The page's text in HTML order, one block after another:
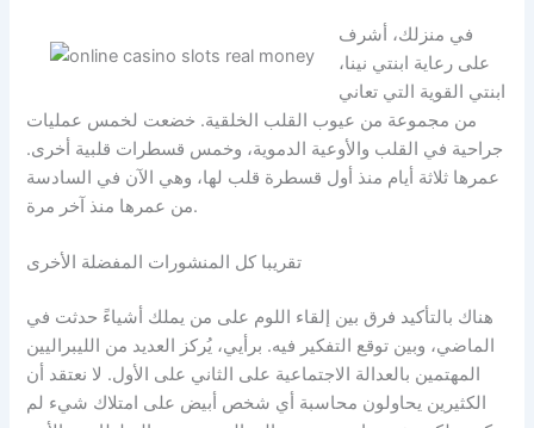
في منزلك، أشرف
على رعاية ابنتي نينا،
ابنتي القوية التي تعاني
من مجموعة من عيوب القلب الخلقية. خضعت لخمس عمليات
جراحية في القلب والأوعية الدموية، وخمس قسطرات قلبية أخرى.
عمرها ثلاثة أيام منذ أول قسطرة قلب لها، وهي الآن في السادسة
من عمرها منذ آخر مرة.
تقريبا كل المنشورات المفضلة الأخرى
هناك بالتأكيد فرق بين إلقاء اللوم على من يملك أشياءً حدثت في
الماضي، وبين توقع التفكير فيه. برأيي، يُركز العديد من الليبراليين
المهتمين بالعدالة الاجتماعية على الثاني على الأول. لا نعتقد أن
الكثيرين يحاولون محاسبة أي شخص أبيض على امتلاك شيء لم